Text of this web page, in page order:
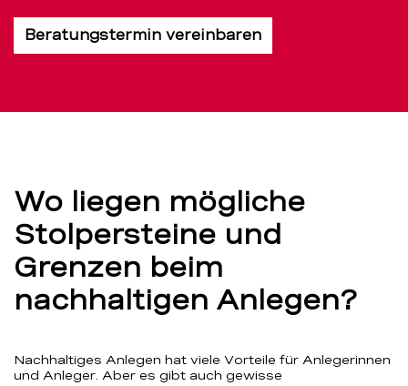
Beratungstermin vereinbaren
Wo liegen mögliche
Stolpersteine und
Grenzen beim
nachhaltigen Anlegen?
Nachhaltiges Anlegen hat viele Vorteile für Anlegerinnen
und Anleger. Aber es gibt auch gewisse